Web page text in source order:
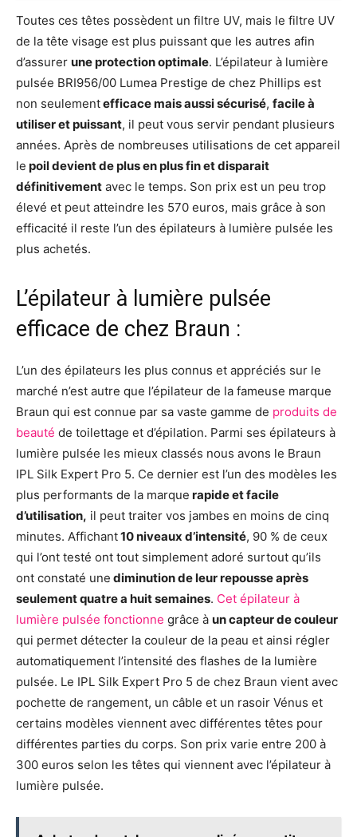
Toutes ces têtes possèdent un filtre UV, mais le filtre UV
de la tête visage est plus puissant que les autres afin
d’assurer une protection optimale. L’épilateur à lumière
pulsée BRI956/00 Lumea Prestige de chez Phillips est
non seulementefficace mais aussi sécurisé, facile à
utiliser et puissant, il peut vous servir pendant plusieurs
années. Après de nombreuses utilisations de cet appareil
le poil devient de plus en plus fin et disparait
définitivement avec le temps. Son prix est un peu trop
élevé et peut atteindre les 570 euros, mais grâce à son
efficacité il reste l’un des épilateurs à lumière pulsée les
plus achetés.
L’épilateur à lumière pulsée
efficace de chez Braun :
L’un des épilateurs les plus connus et appréciés sur le
marché n’est autre que l’épilateur de la fameuse marque
Braun qui est connue par sa vaste gamme de produits de
beauté de toilettage et d’épilation. Parmi ses épilateurs à
lumière pulsée les mieux classés nous avons le Braun
IPL Silk Expert Pro 5. Ce dernier est l’un des modèles les
plus performants de la marque rapide et facile
d’utilisation, il peut traiter vos jambes en moins de cinq
minutes. Affichant10 niveaux d’intensité, 90 % de ceux
qui l’ont testé ont tout simplement adoré surtout qu’ils
ont constaté une diminution de leur repousse après
seulement quatre a huit semaines. Cet épilateur à
lumière pulsée fonctionne grâce à un capteur de couleur
qui permet détecter la couleur de la peau et ainsi régler
automatiquement l’intensité des flashes de la lumière
pulsée. Le IPL Silk Expert Pro 5 de chez Braun vient avec
pochette de rangement, un câble et un rasoir Vénus et
certains modèles viennent avec différentes têtes pour
différentes parties du corps. Son prix varie entre 200 à
300 euros selon les têtes qui viennent avec l’épilateur à
lumière pulsée.